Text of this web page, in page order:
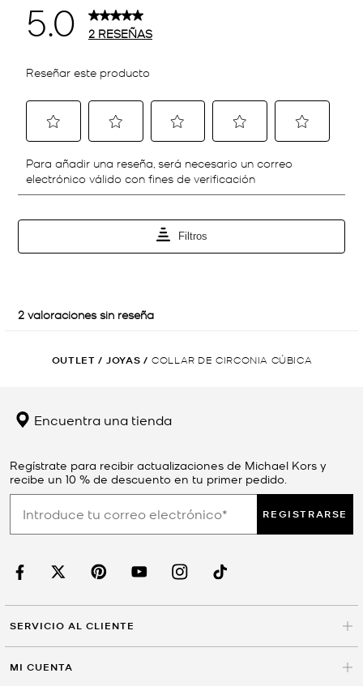
OUTLET / JOYAS / COLLAR DE CIRCONIA CÚBICA
Encuentra una tienda
Regístrate para recibir actualizaciones de Michael Kors y
recibe un 10 % de descuento en tu primer pedido.
REGISTRARSE
SERVICIO AL CLIENTE
MI CUENTA